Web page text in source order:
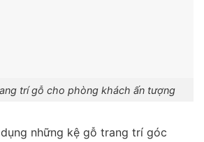
trí gỗ cho phòng khách ấn tượng
những kệ gỗ trang trí góc